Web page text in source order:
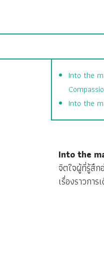
Into the
Into the
Into the
จิตใจผู้ที่รู้สึก
เรื่องราวกา